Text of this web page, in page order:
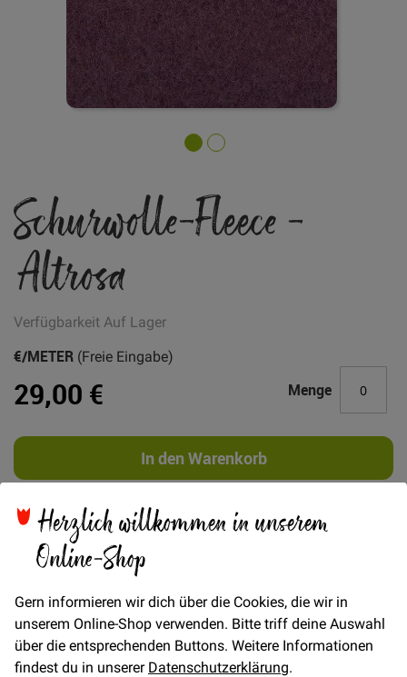
Herzlich willkommen in unserem
Online-Shop
Gern informieren wir dich über die Cookies, die wir in
unserem Online-Shop verwenden. Bitte triff deine Auswahl
über die entsprechenden Buttons. Weitere Informationen
findest du in unsererDatenschutzerklärung.
der
Bildgalerie
springen
Schurwolle-Fleece -
Altrosa
VerfügbarkeitAuf Lager
29,00 €
€/METER (Freie Eingabe)
Menge
In den Warenkorb
Schurwolle-Fleece ist dick, weich und kuschelig,
wunderbar geeignet für Baby- und Kindersachen, sowie
Pullis, Cardigans, Mützchen und ähnliche Projekten für